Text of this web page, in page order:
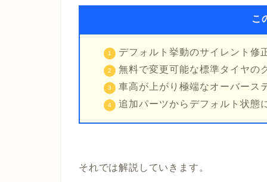
こ
デフォルト挙動のサイレント修
無料で変更可能な標準タイヤの
車高が上がり極端なオーバース
追加パーツからデフォルト状態
それでは解説していきます。